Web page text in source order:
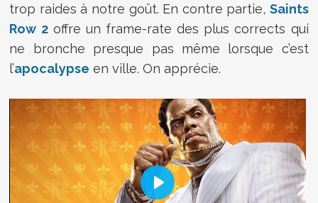
trop raides à notre goût. En contre partie, Saints
Row 2offre un frame-rate des plus corrects qui
ne bronche presque pas même lorsque c’est
l’apocalypse en ville. On apprécie.